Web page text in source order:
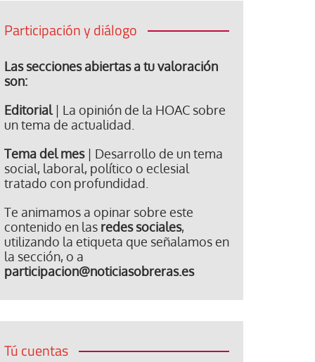
Participación y diálogo
Las secciones abiertas a tu valoración
son:
Editorial| La opinión de la HOAC sobre
un tema de actualidad.
Tema del mes| Desarrollo de un tema
social, laboral, político o eclesial
tratado con profundidad.
Te animamos a opinar sobre este
contenido en las redes sociales,
utilizando la etiqueta que señalamos en
la sección, o a
participacion@noticiasobreras.es
Tú cuentas